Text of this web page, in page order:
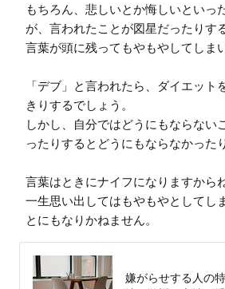
もちろん、悲しいとか悔しいといっ
が、言われたことが図星だったりす
言葉が頭に残ってもやもやしてしま
「デブ」と言われたら、ダイエット
きりするでしょう。
しかし、自分ではどうにもならない
ったりするとどうにもならなかった
言葉はときにナイフになりますから
一生思い出してはもやもやとしてし
とにもなりかねません。
嫌がらせする人の